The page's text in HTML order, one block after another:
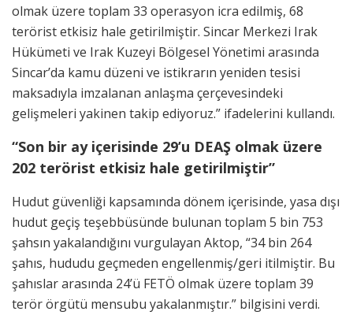
olmak üzere toplam 33 operasyon icra edilmiş, 68
terörist etkisiz hale getirilmiştir. Sincar Merkezi Irak
Hükümeti ve Irak Kuzeyi Bölgesel Yönetimi arasında
Sincar’da kamu düzeni ve istikrarın yeniden tesisi
maksadıyla imzalanan anlaşma çerçevesindeki
gelişmeleri yakinen takip ediyoruz.” ifadelerini kullandı.
“Son bir ay içerisinde 29’u DEAŞ olmak üzere
202 terörist etkisiz hale getirilmiştir”
Hudut güvenliği kapsamında dönem içerisinde, yasa dışı
hudut geçiş teşebbüsünde bulunan toplam 5 bin 753
şahsın yakalandığını vurgulayan Aktop, “34 bin 264
şahıs, hududu geçmeden engellenmiş/geri itilmiştir. Bu
şahıslar arasında 24’ü FETÖ olmak üzere toplam 39
terör örgütü mensubu yakalanmıştır.” bilgisini verdi.